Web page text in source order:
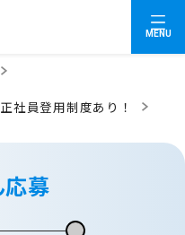
MENU
社員登用制度あり！
募